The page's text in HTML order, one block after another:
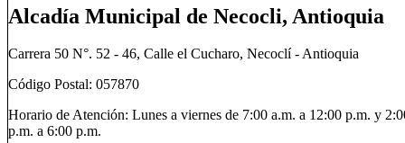
Alcadía Municipal de Necocli, Antioquia
Carrera 50 N°. 52 - 46, Calle el Cucharo, Necoclí - Antioquia
Código Postal: 057870
Horario de Atención: Lunes a viernes de 7:00 a.m. a 12:00 p.m. y
p.m. a 6:00 p.m.